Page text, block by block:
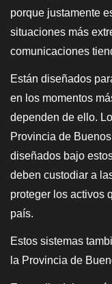
porque justamente
situaciones más
comunicaciones
Están diseñados
en los momentos
dependen de ello.
Provincia de
diseñados bajo
deben custodiar a
proteger los activos
país.
Estos sistemas
la Provincia de